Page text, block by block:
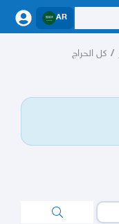
AR
/ كل الحراج